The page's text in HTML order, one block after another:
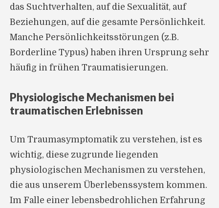
das Suchtverhalten, auf die Sexualität, auf
Beziehungen, auf die gesamte Persönlichkeit.
Manche Persönlichkeitsstörungen (z.B.
Borderline Typus) haben ihren Ursprung sehr
häufig in frühen Traumatisierungen.
Physiologische Mechanismen bei
traumatischen Erlebnissen
Um Traumasymptomatik zu verstehen, ist es
wichtig, diese zugrunde liegenden
physiologischen Mechanismen zu verstehen,
die aus unserem Überlebenssystem kommen.
Im Falle einer lebensbedrohlichen Erfahrung